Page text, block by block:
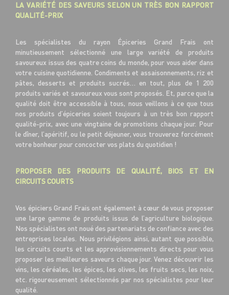
LA VARIÉTÉ DES SAVEURS SELON UN TRÈS BON RAPPORT
QUALITÉ-PRIX
Les spécialistes du rayon Épiceries Grand Frais ont
minutieusement sélectionné une large variété de produits
savoureux issus des quatre coins du monde, pour vous aider dans
votre cuisine quotidienne. Condiments et assaisonnements, riz et
pâtes, desserts et produits sucrés… en tout, plus de 1 200
produits variés et savoureux vous sont proposés. Et, parce que la
qualité doit être accessible à tous, nous veillons à ce que tous
nos produits d’épiceries soient toujours à un très bon rapport
qualité-prix, avec une vingtaine de promotions chaque jour. Pour
le dîner, l’apéritif, ou le petit déjeuner, vous trouverez forcément
votre bonheur pour concocter vos plats du quotidien !
PROPOSER DES PRODUITS DE QUALITÉ, BIOS ET EN
CIRCUITS COURTS
Vos épiciers Grand Frais ont également à cœur de vous proposer
une large gamme de produits issus de l’agriculture biologique.
Nos spécialistes ont noué des partenariats de confiance avec des
entreprises locales. Nous privilégions ainsi, autant que possible,
les circuits courts et les approvisionnements directs pour vous
proposer les meilleures saveurs chaque jour. Venez découvrir les
vins, les céréales, les épices, les olives, les fruits secs, les noix,
etc. rigoureusement sélectionnés par nos spécialistes pour leur
qualité.